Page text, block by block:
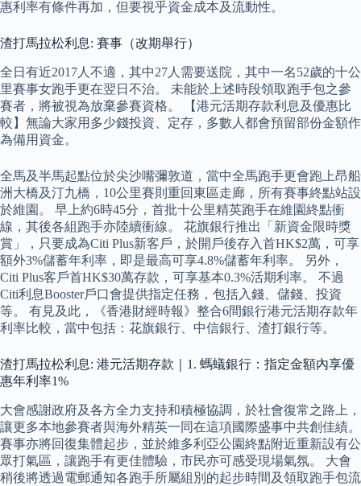
惠利率有條件再加，但要視乎資金成本及流動性。
渣打馬拉松利息: 賽事（改期舉行）
全日有近2017人不適，其中27人需要送院，其中一名52歲的十公
里賽事女跑手更在翌日不治。 未能於上述時段領取跑手包之參
賽者，將被視為放棄參賽資格。 【港元活期存款利息及優惠比
較】無論大家用多少錢投資、定存，多數人都會預留部份金額作
為備用資金。
全馬及半馬起點位於尖沙嘴彌敦道，當中全馬跑手更會跑上昂船
洲大橋及汀九橋，10公里賽則重回東區走廊，所有賽事終點站設
於維園。 早上約6時45分，首批十公里精英跑手在維園終點衝
線，其後各組跑手亦陸續衝線。 花旗銀行推出「新資金限時獎
賞」，只要成為Citi Plus新客戶，於開戶後存入首HK$2萬，可享
額外3%儲蓄年利率，即是最高可享4.8%儲蓄年利率。 另外，
Citi Plus客戶首HK$30萬存款，可享基本0.3%活期利率。 不過
Citi利息Booster戶口會提供指定任務，包括入錢、儲錢、投資
等。 有見及此，《香港財經時報》整合6間銀行港元活期存款年
利率比較，當中包括：花旗銀行、中信銀行、渣打銀行等。
渣打馬拉松利息: 港元活期存款｜1. 螞蟻銀行：指定金額內享優
惠年利率1%
大會感謝政府及各方全力支持和積極協調，於社會復常之路上，
讓更多本地參賽者與海外精英一同在這項國際盛事中共創佳績。
賽事亦將回復集體起步，並於維多利亞公園終點附近重新設有公
眾打氣區，讓跑手有更佳體驗，市民亦可感受現場氣氛。 大會
稍後將透過電郵通知各跑手所屬組別的起步時間及領取跑手包流